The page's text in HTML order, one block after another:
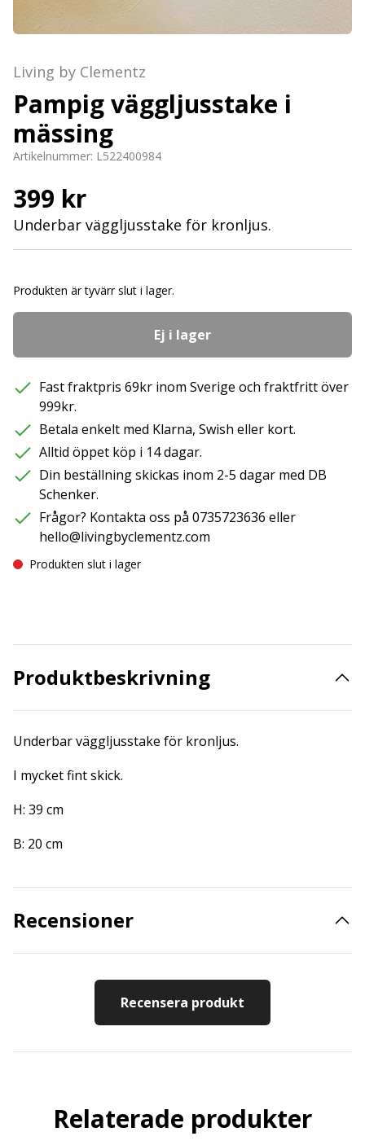
Living by Clementz
Pampig väggljusstake i
mässing
Artikelnummer: L522400984
399 kr
Underbar väggljusstake för kronljus.
Produkten är tyvärr slut i lager.
Ej i lager
Fast fraktpris 69kr inom Sverige och fraktfritt över
999kr.
Betala enkelt med Klarna, Swish eller kort.
Alltid öppet köp i 14 dagar.
Din beställning skickas inom 2-5 dagar med DB
Schenker.
Frågor? Kontakta oss på 0735723636 eller
hello@livingbyclementz.com
Produkten slut i lager
Produktbeskrivning
Underbar väggljusstake för kronljus.
I mycket fint skick.
H: 39 cm
B: 20 cm
Recensioner
Recensera produkt
Relaterade produkter